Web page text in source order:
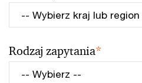
Rodzaj zapytania*